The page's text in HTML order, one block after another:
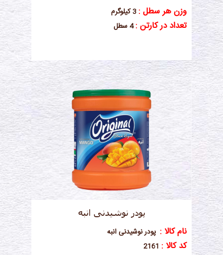
وزن هر سطل :
تعداد در کارتن :4 سطل
پودر نوشیدنی انبه
نام کالا : پودر نوشیدنی انبه
کد کالا :